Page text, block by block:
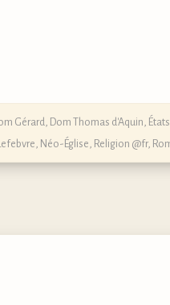
Gérard, Dom Thomas d'Aquin,
, Néo-Église, Religion @fr,